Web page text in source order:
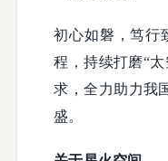
初心如磐，笃行
程，持续打磨“
求，全力助力我
盛。